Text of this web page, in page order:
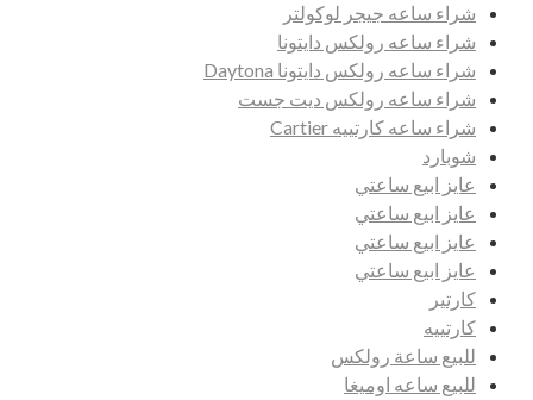
شراء ساعه جيجر لوكولتر
شراء ساعه رولكس دايتونا
شراء ساعه رولكس دايتونا Daytona
شراء ساعه رولكس ديت جست
شراء ساعه كارتييه Cartier
شوبارد
عايز ابيع ساعتي
عايز ابيع ساعتي
عايز ابيع ساعتي
عايز ابيع ساعتي
كارتير
كارتييه
للبيع ساعة رولكس
للبيع ساعه اوميغا